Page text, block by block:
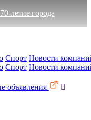
летие города
Спорт Новости
Спорт Новости
объявления